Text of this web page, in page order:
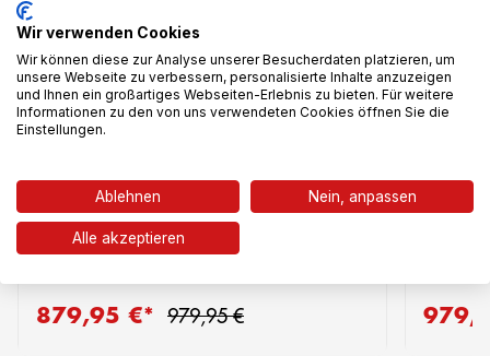
Vergleich
Aminga 1 27,5
Verkaufspreis:
879,95 €* Regulärer Preis:
979,95 €
Wir verwenden Cookies
Wir können diese zur Analyse unserer Besucherdaten platzieren, um
unsere Webseite zu verbessern, personalisierte Inhalte anzuzeigen
und Ihnen ein großartiges Webseiten-Erlebnis zu bieten. Für weitere
Informationen zu den von uns verwendeten Cookies öffnen Sie die
Einstellungen.
Ablehnen Nein, anpassen
Alle akzeptieren